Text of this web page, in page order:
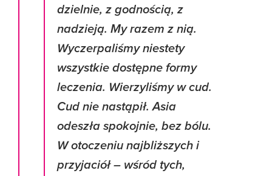
dzielnie, z godnością, z
nadzieją. My razem z nią.
Wyczerpaliśmy niestety
wszystkie dostępne formy
leczenia. Wierzyliśmy w cud.
Cud nie nastąpił. Asia
odeszła spokojnie, bez bólu.
W otoczeniu najbliższych i
przyjaciół – wśród tych,